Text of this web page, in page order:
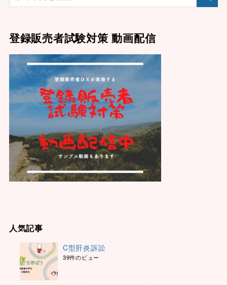
登録販売者試験対策 動画配信
人気記事
C型肝炎訴訟
39件のビュー